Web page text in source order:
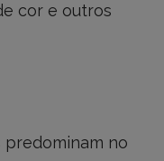
cor e outros
predominam no